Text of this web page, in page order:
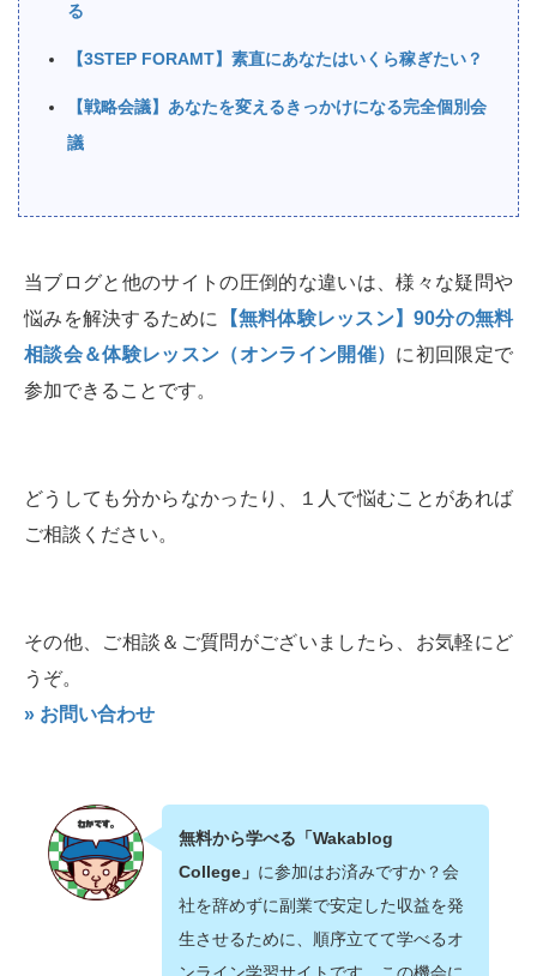
る
【3STEP FORAMT】素直にあなたはいくら稼ぎたい？
【戦略会議】あなたを変えるきっかけになる完全個別会
議
当ブログと他のサイトの圧倒的な違いは、様々な疑問や
悩みを解決するために
【無料体験レッスン】90分の無料
相談会＆体験レッスン（オンライン開催） に初回限定で
参加できることです。
どうしても分からなかったり、１人で悩むことがあれば
ご相談ください。
その他、ご相談＆ご質問がございましたら、お気軽にど
うぞ。
» お問い合わせ
無料から学べる「Wakablog
College」 に参加はお済みですか？会
社を辞めずに副業で安定した収益を発
生させるために、順序立てて学べるオ